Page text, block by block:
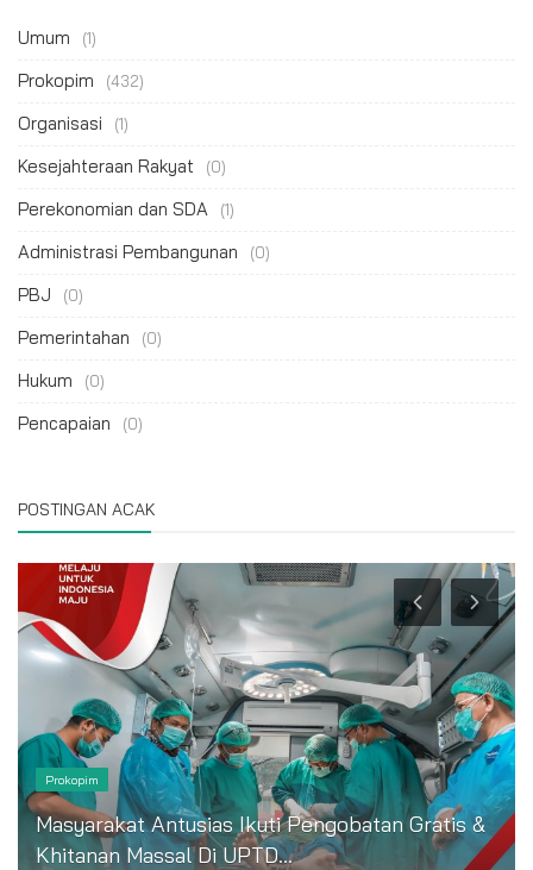
Umum (1)
Prokopim (432)
Organisasi (1)
Kesejahteraan Rakyat (0)
Perekonomian dan SDA (1)
Administrasi Pembangunan (0)
PBJ (0)
Pemerintahan (0)
Hukum (0)
Pencapaian (0)
POSTINGAN ACAK
Prokopim
Masyarakat Antusias Ikuti Pengobatan Gratis &
Khitanan Massal Di UPTD...